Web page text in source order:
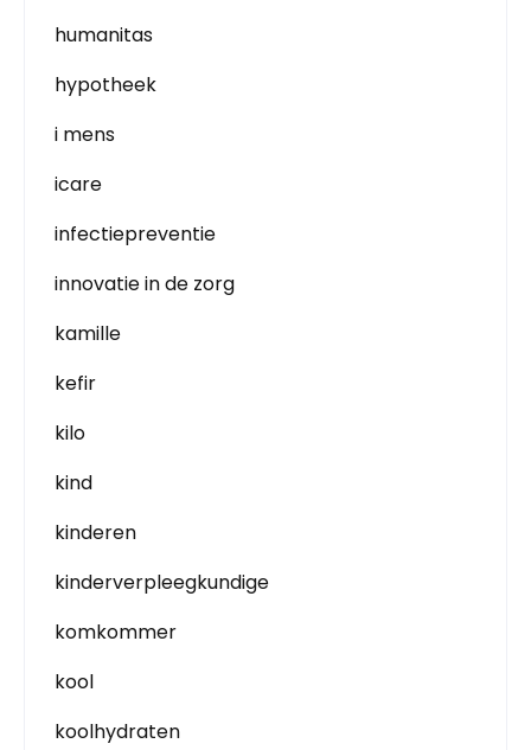
humanitas
hypotheek
i mens
icare
infectiepreventie
innovatie in de zorg
kamille
kefir
kilo
kind
kinderen
kinderverpleegkundige
komkommer
kool
koolhydraten